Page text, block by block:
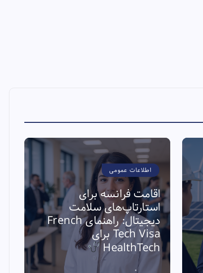
اطلاعات عمومی
اقامت فرانسه برای
استارتاپ‌های سلامت
دیجیتال: راهنمای French
Tech Visa برای
HealthTech